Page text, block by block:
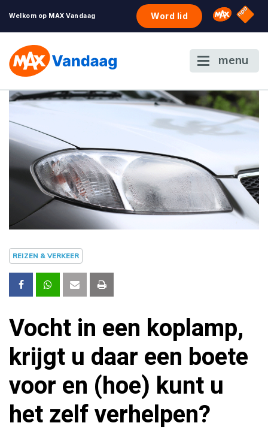
Welkom op MAX Vandaag Word lid Omroep
NPO
menu
REIZEN & VERKEER
Vocht in een koplamp,
krijgt u daar een boete
voor en (hoe) kunt u
het zelf verhelpen?